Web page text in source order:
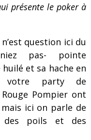
Énorme succès pour Muse et ses shows au Québec
Muse au Centre Vidéotron de Québec
présente le poker à
question ici du
pas- pointe
et sa hache en
votre party de
Pompier ont
ici on parle de
des poils et des